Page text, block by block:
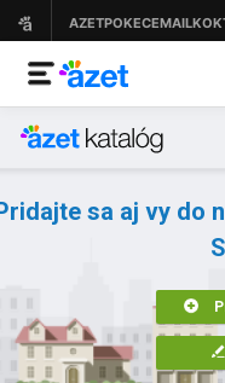
sa aj vy do